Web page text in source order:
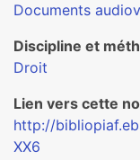
Documents
Discipline et
Droit
Lien vers cette
http://
XX6